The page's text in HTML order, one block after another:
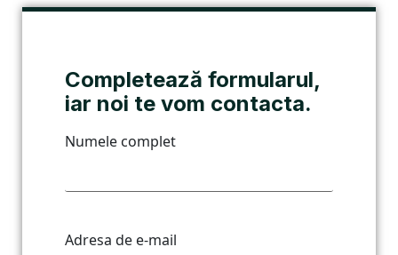
Completează formularul,
iar noi te vom contacta.
Numele complet
Adresa de e-mail